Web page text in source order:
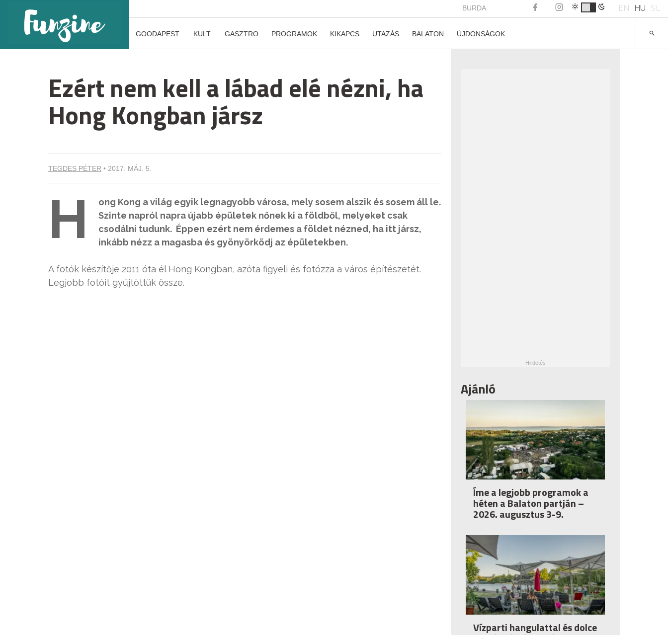
BURDA EN HU SL
GOODAPEST KULT GASZTRO PROGRAMOK KIKAPCS UTAZÁS BALATON ÚJDONSÁGOK
Ezért nem kell a lábad elé nézni, ha
Hong Kongban jársz
TEGDES PÉTER • 2017. MÁJ. 5.
H
ong Kong a világ egyik legnagyobb városa, mely sosem alszik és sosem áll le.
Szinte napról napra újabb épületek nőnek ki a földből, melyeket csak
csodálni tudunk. Éppen ezért nem érdemes a földet nézned, ha itt jársz,
inkább nézz a magasba és gyönyörködj az épületekben.
A fotók készítője 2011 óta él Hong Kongban, azóta figyeli és fotózza a város építészetét.
Legjobb fotóit gyűjtöttük össze.
Ajánló
Íme a legjobb programok a
héten a Balaton partján –
2026. augusztus 3-9.
Vízparti hangulattal és dolce